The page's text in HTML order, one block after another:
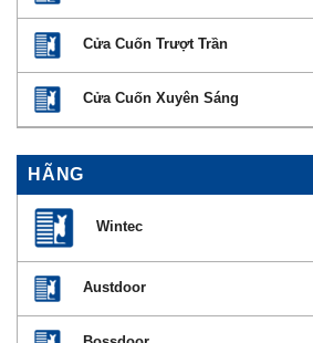
Cửa Cuốn Trượt Trần
Cửa Cuốn Xuyên Sáng
HÃNG
Wintec
Austdoor